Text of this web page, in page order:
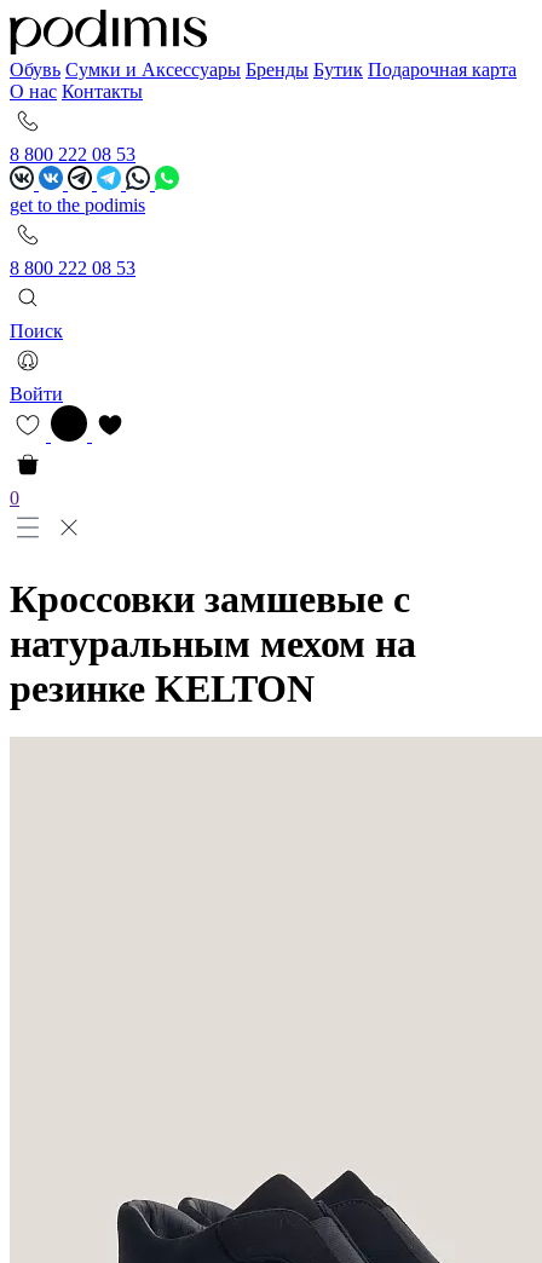
Обувь Сумки и Аксессуары Бренды Бутик Подарочная карта
О нас Контакты
8 800 222 08 53
get to the podimis
8 800 222 08 53
Поиск
Войти
0
Кроссовки замшевые с
натуральным мехом на
резинке KELTON